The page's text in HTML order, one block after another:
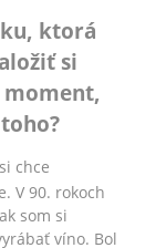
ktorá
si
chce
V 90. rokoch
som si
víno. Bol